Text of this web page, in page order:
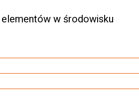
w środowisku